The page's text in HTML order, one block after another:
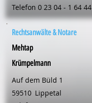
Telefon 0 23 04 - 1 64 44
Rechtsanwälte & Notare
Mehtap
Krümpelmann
Auf dem Büld 1
59510 Lippetal